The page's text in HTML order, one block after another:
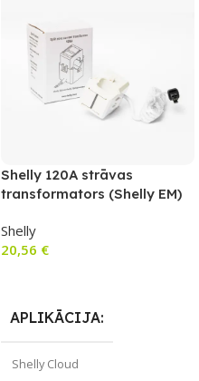
Shelly 120A strāvas
transformators (Shelly EM)
Shelly
20,56 €
APLIKĀCIJA
Shelly Cloud